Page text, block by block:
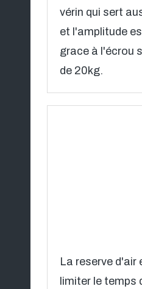
vérin qui sert
et l'amplitude
grace à l'écrou
de 20kg.
La reserve
limiter le